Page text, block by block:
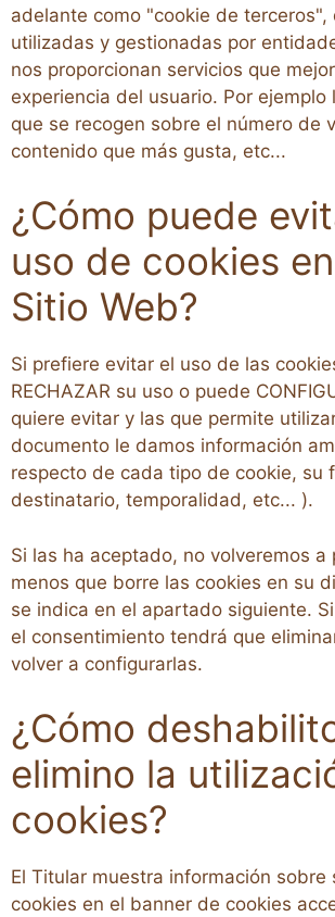
adelante como "cookie de terceros",
utilizadas y gestionadas por
nos proporcionan servicios que
experiencia del usuario. Por ejemplo
que se recogen sobre el número de
contenido que más gusta, etc...
¿Cómo puede
uso de cookies
Sitio Web?
Si prefiere evitar el uso de las
RECHAZAR su uso o puede
quiere evitar y las que permite
documento le damos información
respecto de cada tipo de cookie, su
destinatario, temporalidad, etc... ).
Si las ha aceptado, no volveremos a
menos que borre las cookies en su
se indica en el apartado siguiente.
el consentimiento tendrá que
volver a configurarlas.
¿Cómo
elimino la
cookies?
El Titular muestra información sobre
cookies en el banner de cookies